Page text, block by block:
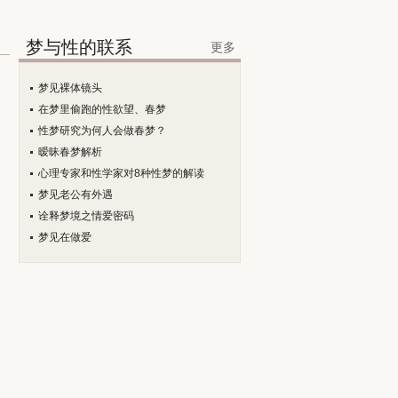
梦与性的联系 更多
梦见裸体镜头
在梦里偷跑的性欲望、春梦
性梦研究为何人会做春梦？
暧昧春梦解析
心理专家和性学家对8种性梦的解读
梦见老公有外遇
诠释梦境之情爱密码
梦见在做爱